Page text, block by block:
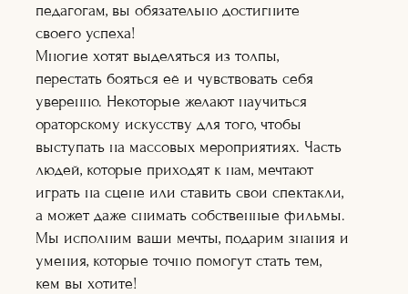
Кинопроект+съё
Сценарное дело
Видеоблогер
Журналистика
Подробнее
Подробне
е
Подробнее
Подробнее
Подробне
е
Подробне
е
Подробнее
Подробнее
педагогам, вы обязательно достигните
своего успеха!
Многие хотят выделяться из толпы,
перестать бояться её и чувствовать себя
уверенно. Некоторые желают научиться
ораторскому искусству для того, чтобы
выступать на массовых мероприятиях. Часть
людей, которые приходят к нам, мечтают
играть на сцене или ставить свои спектакли,
а может даже снимать собственные фильмы.
Мы исполним ваши мечты, подарим знания и
умения, которые точно помогут стать тем,
кем вы хотите!